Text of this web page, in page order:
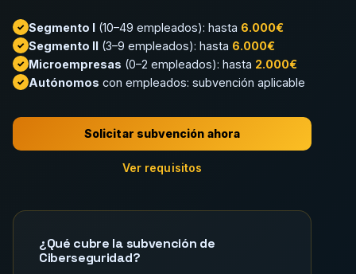
✓ Segmento I (10–49 empleados): hasta 6.000€
✓ Segmento II (3–9 empleados): hasta 6.000€
✓ Microempresas (0–2 empleados): hasta 2.000€
✓ Autónomos con empleados: subvención aplicable
Solicitar subvención ahora
Ver requisitos
¿Qué cubre la subvención de
Ciberseguridad?